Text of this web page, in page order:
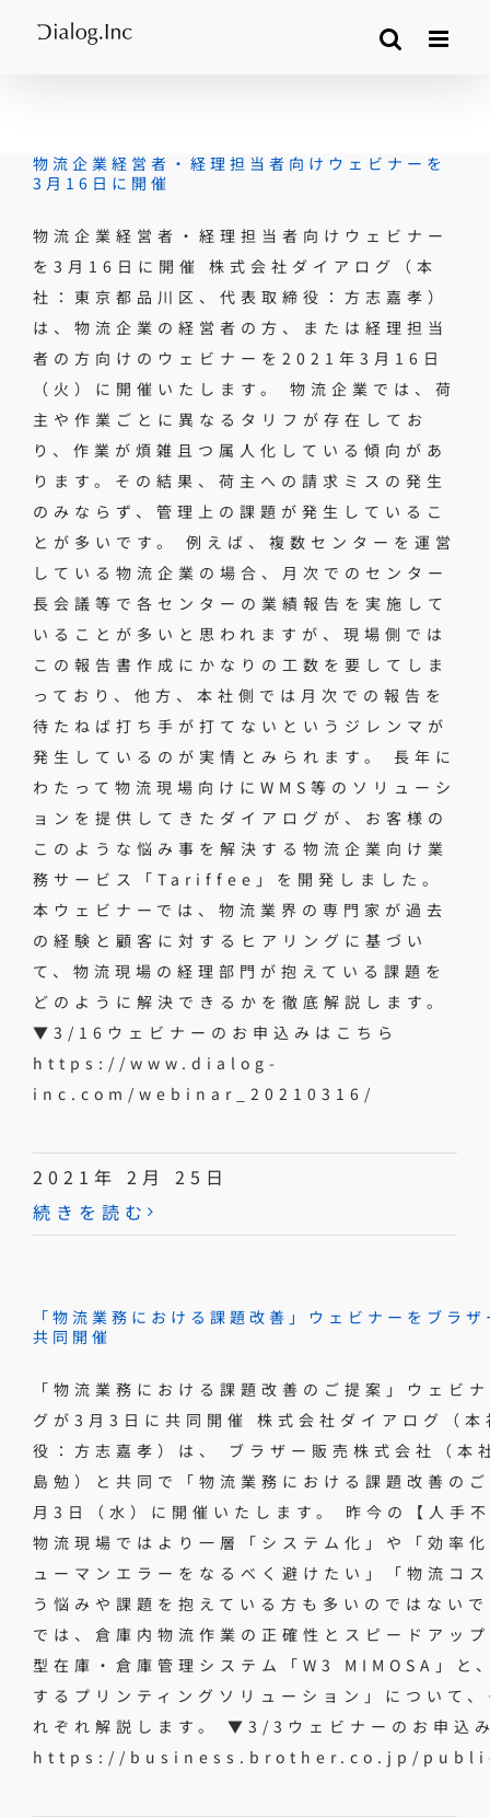
物流企業経営者・経理担当者向けウェビナーを
3月16日に開催
物流企業経営者・経理担当者向けウェビナー
を3月16日に開催 株式会社ダイアログ（本
社：東京都品川区、代表取締役：方志嘉孝）
は、物流企業の経営者の方、または経理担当
者の方向けのウェビナーを2021年3月16日
（火）に開催いたします。 物流企業では、荷
主や作業ごとに異なるタリフが存在してお
り、作業が煩雑且つ属人化している傾向があ
ります。その結果、荷主への請求ミスの発生
のみならず、管理上の課題が発生しているこ
とが多いです。 例えば、複数センターを運営
している物流企業の場合、月次でのセンター
長会議等で各センターの業績報告を実施して
いることが多いと思われますが、現場側では
この報告書作成にかなりの工数を要してしま
っており、他方、本社側では月次での報告を
待たねば打ち手が打てないというジレンマが
発生しているのが実情とみられます。 長年に
わたって物流現場向けにWMS等のソリューシ
ョンを提供してきたダイアログが、お客様の
このような悩み事を解決する物流企業向け業
務サービス「Tariffee」を開発しました。
本ウェビナーでは、物流業界の専門家が過去
の経験と顧客に対するヒアリングに基づい
て、物流現場の経理部門が抱えている課題を
どのように解決できるかを徹底解説します。
▼3/16ウェビナーのお申込みはこちら
https://www.dialog-
inc.com/webinar_20210316/
2021年 2月 25日
続きを読む
「物流業務における課題改善」ウェビナーをブラ
共同開催
「物流業務における課題改善のご提案」ウェビ
グが3月3日に共同開催 株式会社ダイアログ（
役：方志嘉孝）は、 ブラザー販売株式会社（本
島勉）と共同で「物流業務における課題改善の
月3日（水）に開催いたします。 昨今の【人手
物流現場ではより一層「システム化」や「効率
ューマンエラーをなるべく避けたい」「物流コ
う悩みや課題を抱えている方も多いのではない
では、倉庫内物流作業の正確性とスピードアッ
型在庫・倉庫管理システム「W3 MIMOSA」と
するプリンティングソリューション」について
れぞれ解説します。 ▼3/3ウェビナーのお申込
https://business.brother.co.jp/